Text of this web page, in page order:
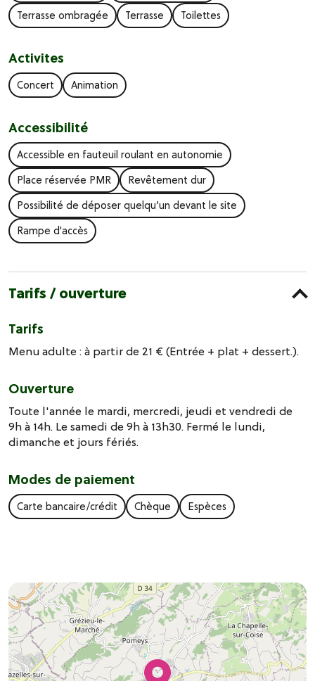
Terrasse ombragée
Terrasse Toilettes
Activites
Concert Animation
Accessibilité
Accessible en fauteuil roulant en autonomie
Place réservée PMR
Revêtement dur
Possibilité de déposer quelqu’un devant le site
Rampe d'accès
Tarifs / ouverture
Tarifs
Menu adulte : à partir de 21 € (Entrée + plat + dessert.).
Ouverture
Toute l'année le mardi, mercredi, jeudi et vendredi de
9h à 14h. Le samedi de 9h à 13h30. Fermé le lundi,
dimanche et jours fériés.
Modes de paiement
Carte bancaire/crédit Chèque Espèces